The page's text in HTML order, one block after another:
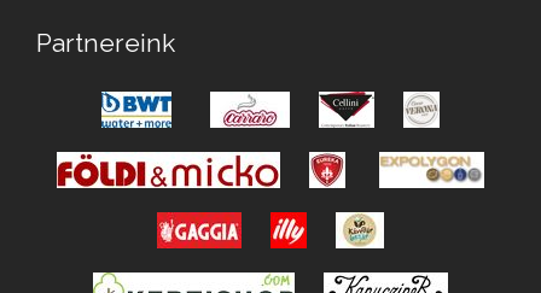
Partnereink